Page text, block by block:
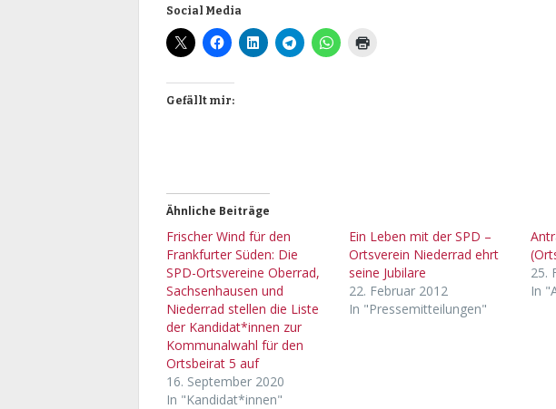
Social Media
Gefällt mir:
Ähnliche Beiträge
Frischer Wind für den
Frankfurter Süden: Die
SPD-Ortsvereine Oberrad,
Sachsenhausen und
Niederrad stellen die Liste
der Kandidat*innen zur
Kommunalwahl für den
Ortsbeirat 5 auf
16. September 2020
In "Kandidat*innen"
Ein Leben mit der SPD –
Ortsverein Niederrad ehrt
seine Jubilare
22. Februar 2012
In "Pressemitteilungen"
25.
In